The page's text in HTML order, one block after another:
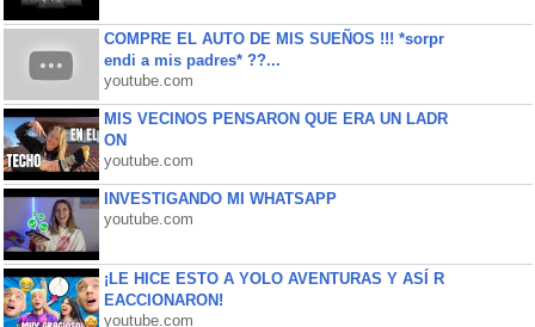
COMPRE EL AUTO DE MIS SUEÑOS !!! *sorpr
endi a mis padres* ??...
youtube.com
MIS VECINOS PENSARON QUE ERA UN LADR
ON
youtube.com
INVESTIGANDO MI WHATSAPP
youtube.com
¡LE HICE ESTO A YOLO AVENTURAS Y ASÍ R
EACCIONARON!
youtube.com